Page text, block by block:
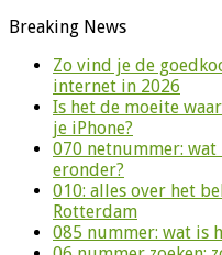
Breaking News
Zo vind je de
internet in 2026
Is het de moeite
je iPhone?
070 netnummer: wat
eronder?
010: alles over het
Rotterdam
085 nummer: wat is